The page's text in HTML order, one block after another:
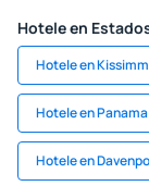
Hotele en
Hotele en
Hotele en
Hotele en